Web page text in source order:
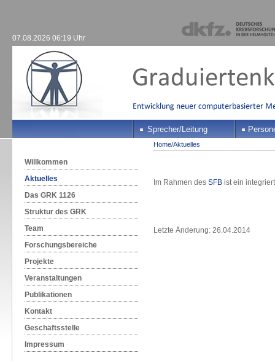
07.08.2026 06:19 Uhr
Sprecher/Leitung
Willkommen
Aktuelles
Das GRK 1126
Struktur des GRK
Team
Forschungsbereiche
Projekte
Veranstaltungen
Publikationen
Kontakt
Geschäftsstelle
Impressum
Home/Aktuelles
Im Rahmen des SFBist ein
Letzte Änderung: 26.04.2014